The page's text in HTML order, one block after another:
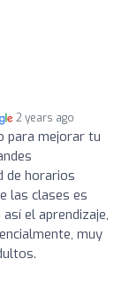
2 years ago
para mejorar tu
de horarios
las clases es
el aprendizaje,
muy